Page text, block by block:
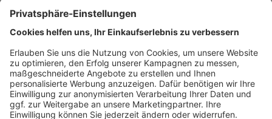
Vertrag widerrufen
Druckerzubehoer.de – preiswerte Qualität für Ihr Office
Sie sind auf der Suche nach dem passenden Druckerzubehör
oder Zubehör für das Büro, den Computer oder Ihr
Smartphone? Dann sind Sie bei Druckerzubehoer.de genau
richtig! Unser breites Sortiment bietet unter anderem Tinte
und Toner für alle gängigen Druckermodelle – großer sowie
kleiner Hersteller. Zugleich sind wir Ihr Online Fachhandel für